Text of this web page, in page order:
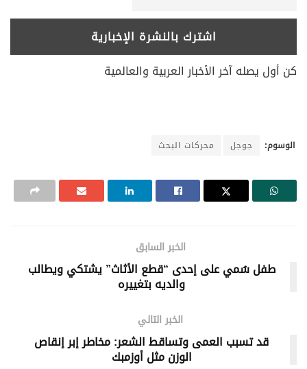
كن أول يصله آخر الأخبار العربية والعالمية
الوسوم: جوجل محركات البحث
الخبر السابق
طفل سُمي على إحدى “قطع الأثاث” يشتكي ويطالب
والديه بتغييره
الخبر التالي
قد تسبب العمى وتساقط الشعر: مخاطر إبر إنقاص
الوزن مثل أوزمبك